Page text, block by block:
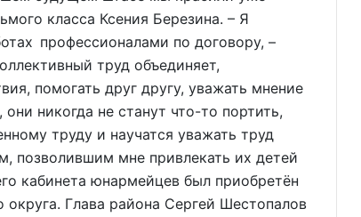
класса Ксения Березина. – Я
профессионалами по договору, –
труд объединяет,
помогать друг другу, уважать мнение
никогда не станут что-то портить,
труду и научатся уважать труд
позволившим мне привлекать их детей
кабинета юнармейцев был приобретён
Глава района Сергей Шестопалов